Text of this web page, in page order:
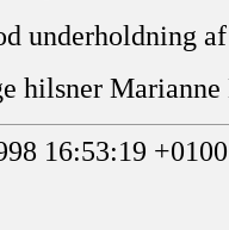
underholdning
hilsner
16:53:19